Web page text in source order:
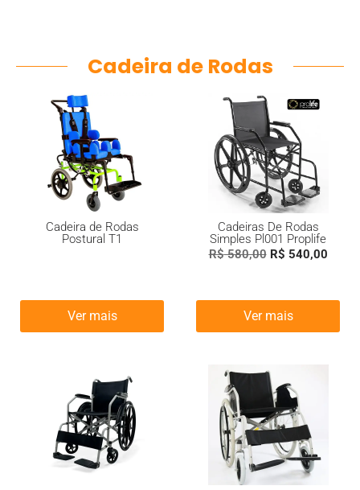
Cadeira de Rodas
Cadeira de Rodas
Postural T1
Ver mais
Cadeiras De Rodas
Simples Pl001 Proplife
R$580,00 R$ 540,00
Ver mais